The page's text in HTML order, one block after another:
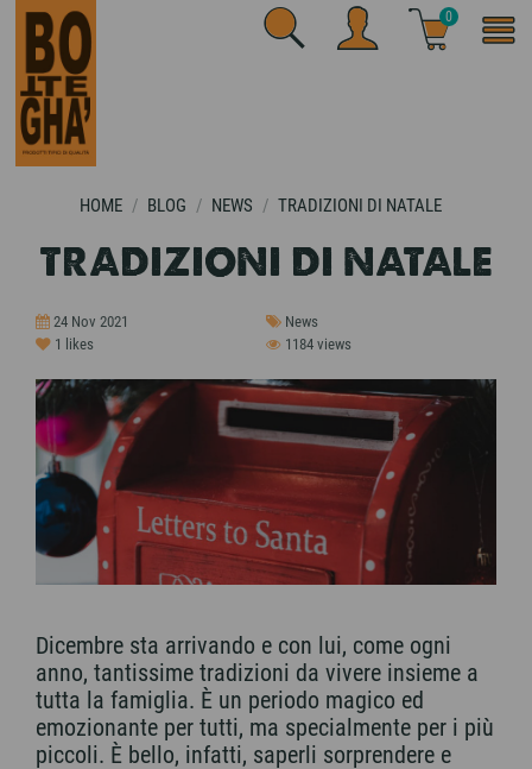
0
HOME BLOG NEWS TRADIZIONI DI NATALE
TRADIZIONI DI NATALE
24 Nov 2021
News
1 likes 1184 views
Dicembre sta arrivando e con lui, come ogni
anno, tantissime tradizioni da vivere insieme a
tutta la famiglia. È un periodo magico ed
emozionante per tutti, ma specialmente per i più
piccoli. È bello, infatti, saperli sorprendere e